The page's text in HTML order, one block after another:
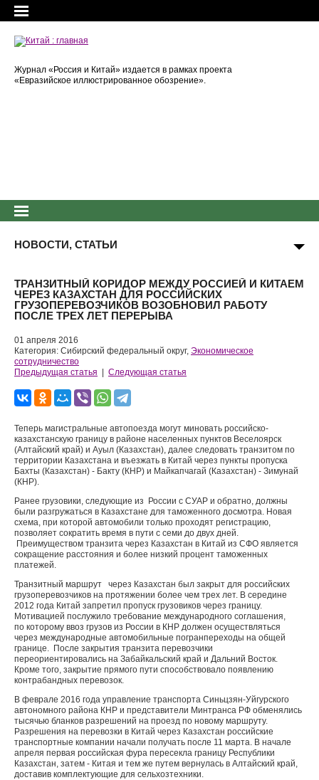
Журнал «Россия и Китай» издается в рамках проекта
«Евразийское иллюстрированное обозрение».
НОВОСТИ, СТАТЬИ
ТРАНЗИТНЫЙ КОРИДОР МЕЖДУ РОССИЕЙ И КИТАЕМ
ЧЕРЕЗ КАЗАХСТАН ДЛЯ РОССИЙСКИХ
ГРУЗОПЕРЕВОЗЧИКОВ ВОЗОБНОВИЛ РАБОТУ
ПОСЛЕ ТРЕХ ЛЕТ ПЕРЕРЫВА
01 апреля 2016
Категория: Сибирский федеральный округ, Экономическое
сотрудничество
Предыдущая статья
Следующая статья
Теперь магистральные автопоезда могут миновать российско-
казахстанскую границу в районе населенных пунктов Веселоярск
(Алтайский край) и Ауыл (Казахстан), далее следовать транзитом по
территории Казахстана и въезжать в Китай через пункты пропуска
Бахты (Казахстан) - Бакту (КНР) и Майкапчагай (Казахстан) - Зимунай
(КНР).
Ранее грузовики, следующие из России с СУАР и обратно, должны
были разгружаться в Казахстане для таможенного досмотра. Новая
схема, при которой автомобили только проходят регистрацию,
позволяет сократить время в пути с семи до двух дней.
Преимуществом транзита через Казахстан в Китай из СФО является
сокращение расстояния и более низкий процент таможенных
платежей.
Транзитный маршрут через Казахстан был закрыт для российских
грузоперевозчиков на протяжении более чем трех лет. В середине
2012 года Китай запретил пропуск грузовиков через границу.
Мотивацией послужило требование международного соглашения,
по которому ввоз грузов из России в КНР должен осуществляться
через международные автомобильные погранпереходы на общей
границе. После закрытия транзита перевозчики
переориентировались на Забайкальский край и Дальний Восток.
Кроме того, закрытие прямого пути способствовало появлению
контрабандных перевозок.
В феврале 2016 года управление транспорта Синьцзян-Уйгурского
автономного района КНР и представители Минтранса РФ обменялись
тысячью бланков разрешений на проезд по новому маршруту.
Разрешения на перевозки в Китай через Казахстан российские
транспортные компании начали получать после 11 марта. В начале
апреля первая российская фура пересекла границу Республики
Казахстан, затем - Китая и тем же путем вернулась в Алтайский край,
доставив комплектующие для сельхозтехники.